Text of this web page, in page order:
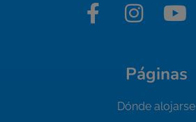
Páginas
Dónde alojarse